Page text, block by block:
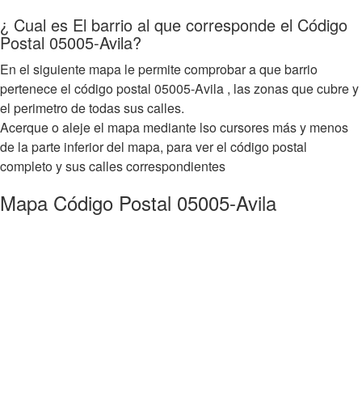
¿ Cual es El barrio al que corresponde el Código
Postal 05005-Avila?
En el siguiente mapa le permite comprobar a que barrio
pertenece el código postal 05005-Avila , las zonas que cubre y
el perimetro de todas sus calles.
Acerque o aleje el mapa mediante lso cursores más y menos
de la parte inferior del mapa, para ver el código postal
completo y sus calles correspondientes
Mapa Código Postal 05005-Avila